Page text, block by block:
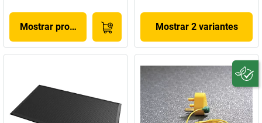
Mostrar produto Mostrar 2 variantes